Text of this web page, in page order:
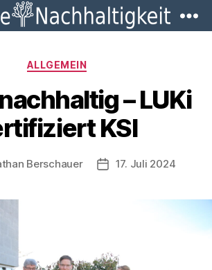
Kategorien
ALLGEMEIN
– LUKi
KSI
Berschauer Beitragsdatum
17. Juli 2024